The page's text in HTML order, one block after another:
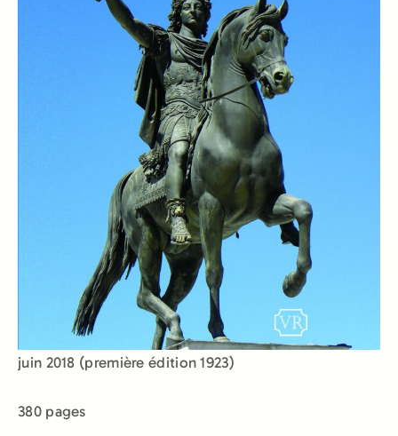
juin 2018 (première édition 1923)
380 pages